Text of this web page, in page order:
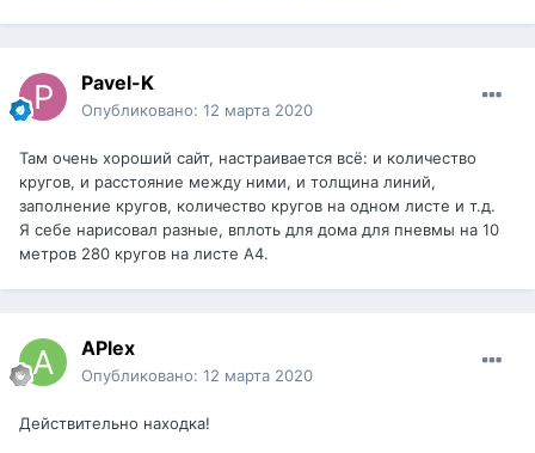
Pavel-K
Опубликовано: 12 марта 2020
Там очень хороший сайт, настраивается всё: и количество
кругов, и расстояние между ними, и толщина линий,
заполнение кругов, количество кругов на одном листе и т.д.
Я себе нарисовал разные, вплоть для дома для пневмы на 10
метров 280 кругов на листе А4.
APlex
Опубликовано: 12 марта 2020
Действительно находка!